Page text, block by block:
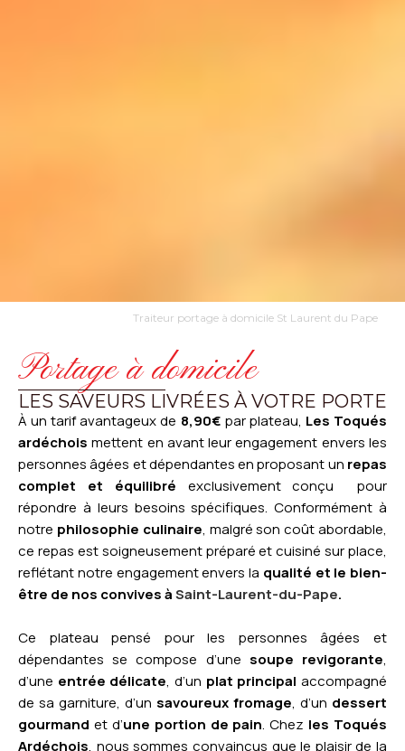
Traiteur portage à domicile St Laurent du Pape
Portage à domicile
LES SAVEURS LIVRÉES À VOTRE PORTE
À un tarif avantageux de 8,90€ par plateau, Les Toqués
ardéchois mettent en avant leur engagement envers les
personnes âgées et dépendantes en proposant un repas
complet et équilibré exclusivement conçu pour
répondre à leurs besoins spécifiques. Conformément à
notre philosophie culinaire, malgré son coût abordable,
ce repas est soigneusement préparé et cuisiné sur place,
reflétant notre engagement envers la qualité et le bien-
être de nos convives àSaint-Laurent-du-Pape.
Ce plateau pensé pour les personnes âgées et
dépendantes se compose d’une soupe revigorante,
d’une entrée délicate, d’un plat principal accompagné
de sa garniture, d’un savoureux fromage, d’un dessert
gourmand et d’une portion de pain. Chez les Toqués
Ardéchois, nous sommes convaincus que le plaisir de la